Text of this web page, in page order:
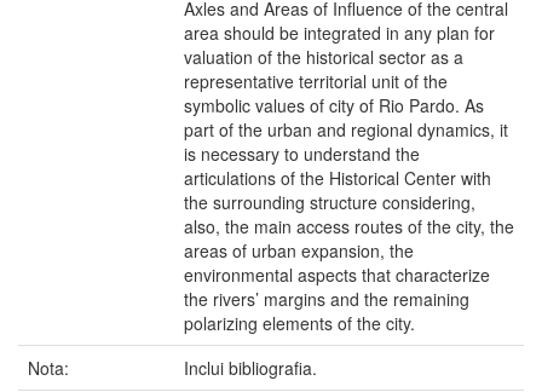
Axles and Areas of Influence of the central
area should be integrated in any plan for
valuation of the historical sector as a
representative territorial unit of the
symbolic values of city of Rio Pardo. As
part of the urban and regional dynamics, it
is necessary to understand the
articulations of the Historical Center with
the surrounding structure considering,
also, the main access routes of the city, the
areas of urban expansion, the
environmental aspects that characterize
the rivers’ margins and the remaining
polarizing elements of the city.
Nota:
Inclui bibliografia.